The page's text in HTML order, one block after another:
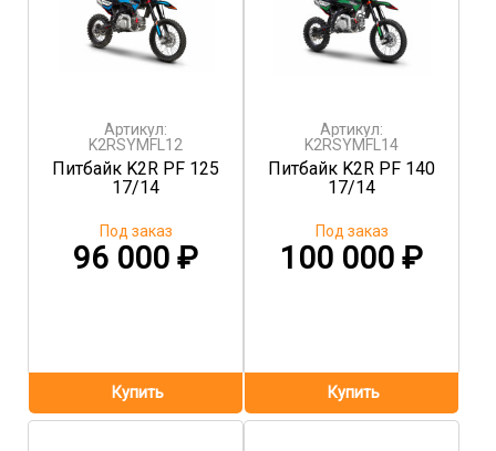
Артикул:
K2RSYMFL12
Питбайк K2R PF 125
17/14
96 000 ₽
Под заказ
Артикул:
K2RSYMFL14
Питбайк K2R PF 140
17/14
100 000₽
Под заказ